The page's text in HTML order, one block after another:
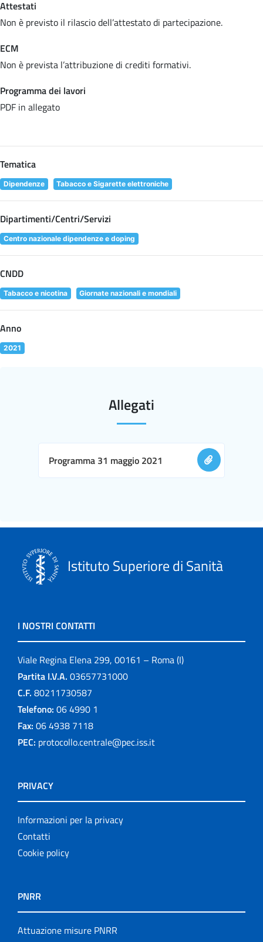
Attestati
Non è previsto il rilascio dell’attestato di partecipazione.
ECM
Non è prevista l’attribuzione di crediti formativi.
Programma dei lavori
PDF in allegato
Tematica
Dipendenze Tabacco e Sigarette elettroniche
Dipartimenti/Centri/Servizi
Centro nazionale dipendenze e doping
CNDD
Tabacco e nicotina Giornate nazionali e mondiali
Anno
2021
Allegati
Programma 31 maggio 2021
Istituto Superiore di Sanità
I NOSTRI CONTATTI
Viale Regina Elena 299, 00161 – Roma (I)
Partita I.V.A. 03657731000
C.F. 80211730587
Telefono: 06 4990 1
Fax: 06 4938 7118
PEC: protocollo.centrale@pec.iss.it
PRIVACY
Informazioni per la privacy
Contatti
Cookie policy
PNRR
Attuazione misure PNRR